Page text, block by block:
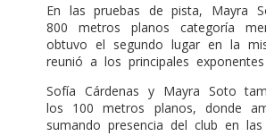
En las pruebas de pista, Mayra
800 metros planos categoría
obtuvo el segundo lugar en la
reunió a los principales
Sofía Cárdenas y Mayra Soto
los 100 metros planos, donde
sumando presencia del club en